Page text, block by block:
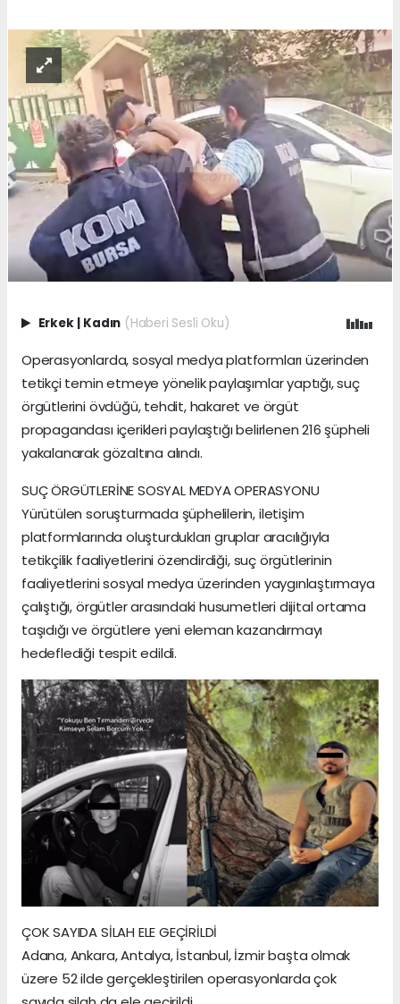
Erkek | Kadın (Haberi Sesli Oku)
Operasyonlarda, sosyal medya platformları üzerinden
tetikçi temin etmeye yönelik paylaşımlar yaptığı, suç
örgütlerini övdüğü, tehdit, hakaret ve örgüt
propagandası içerikleri paylaştığı belirlenen 216 şüpheli
yakalanarak gözaltına alındı.
SUÇ ÖRGÜTLERİNE SOSYAL MEDYA OPERASYONU
Yürütülen soruşturmada şüphelilerin, iletişim
platformlarında oluşturdukları gruplar aracılığıyla
tetikçilik faaliyetlerini özendirdiği, suç örgütlerinin
faaliyetlerini sosyal medya üzerinden yaygınlaştırmaya
çalıştığı, örgütler arasındaki husumetleri dijital ortama
taşıdığı ve örgütlere yeni eleman kazandırmayı
hedeflediği tespit edildi.
ÇOK SAYIDA SİLAH ELE GEÇİRİLDİ
Adana, Ankara, Antalya, İstanbul, İzmir başta olmak
üzere 52 ilde gerçekleştirilen operasyonlarda çok